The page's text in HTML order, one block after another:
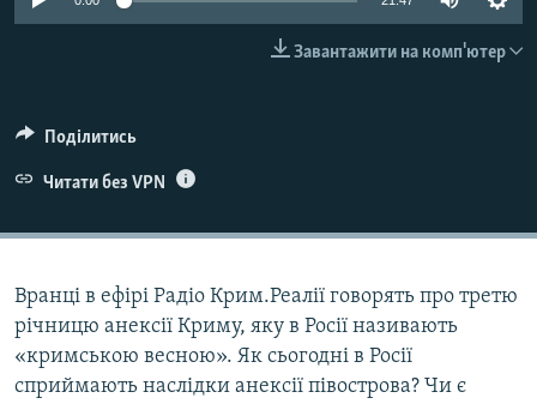
ВІДЕОУРОКИ «ELIFBE»
ІНФОГРАФІКА
ДОЛУЧАЙСЯ!
Завантажити на комп'ютер
Поділитись
Читати без VPN
Вранці в ефірі Радіо Крим.Реалії говорять про третю
річницю анексії Криму, яку в Росії називають
«кримською весною». Як сьогодні в Росії
сприймають наслідки анексії півострова? Чи є